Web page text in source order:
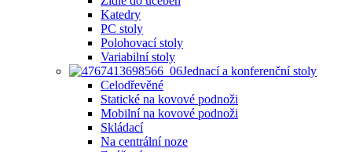
Katedry
PC stoly
Polohovací stoly
Variabilní stoly
Jednací a konferenční stoly
Celodřevěné
Statické na kovové podnoži
Mobilní na kovové podnoži
Skládací
Na centrální noze